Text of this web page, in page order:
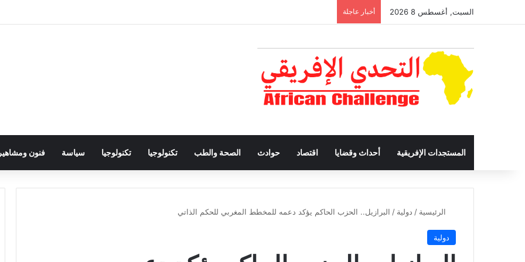
السبت, أغسطس 8 2026 أخبار عاجلة
المستجدات الإفريقية أحداث وقضايا اقتصاد حوادث الصحة والطب تكنولوجيا تكنولوجيا سياسة فنون ومشاهير
الرئيسية / دولية / البرازيل.. الحزب الحاكم يؤكد دعمه للمخطط المغربي للحكم الذاتي
دولية